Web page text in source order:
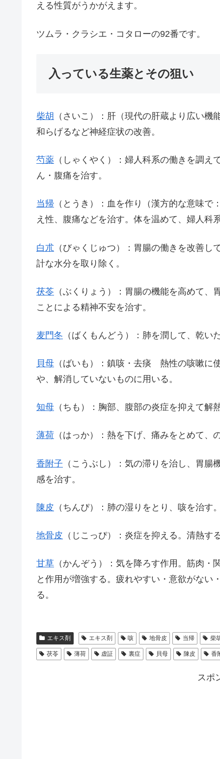
える性質がうかがえます。
ツムラ・クラシエ・コタローの92番です。
入っている生薬とその狙い
柴胡 （さいこ）：肝（現代の肝蔵より広い
和らげるなど神経症状の改善。
芍薬 （しゃくやく）：婦人科系の働きを調
ん・腹痛を治す。
当帰 （とうき）：血を作り（漢方的な意味
え性、腹痛などを治す。体を温めて、婦人科
白朮 （びゃくじゅつ）：胃腸の働きを改善
計な水分を取り除く。
茯苓 （ぶくりょう）：胃腸の機能を高めて
ことによる精神不安を治す。
麦門冬 （ばくもんどう）：肺を潤して、乾い
貝母 （ばいも）：鎮咳・去痰 熱性の咳嗽に
や、解消していないものに用いる。
知母 （ちも）：胸部、腹部の炎症を抑えて
薄荷 （はっか）：熱を下げ、痛みをとめて
香附子 （こうぶし）：気の滞りを治し、胃
感を治す。
陳皮 （ちんぴ）：肺の湿りをとり、咳を治す
地骨皮 （じこっぴ）：炎症を抑える。清熱
甘草 （かんぞう）：気を降ろす作用。筋肉
と作用が増強する。疲れやすい・意欲がない
る。
エキス剤 エキス剤 咳 地骨皮 当帰 柴
茯苓 薄荷 虚証 裏症 貝母 陳皮 香
スポ